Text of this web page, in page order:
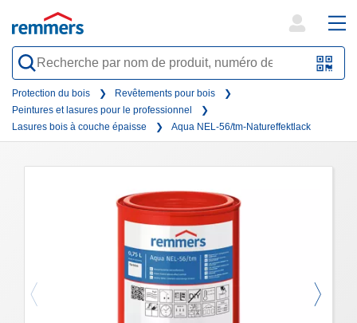
QR-
search
form
Protection du bois
Revêtements pour bois
Peintures et lasures pour le professionnel
Lasures bois à couche épaisse
Aqua NEL-56/tm-Natureffektlack